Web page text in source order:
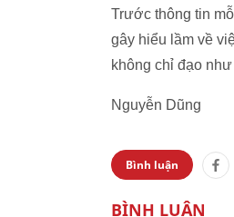
Trước thông tin
gây hiểu lầm về
không chỉ đạo
Nguyễn Dũng
Bình luận